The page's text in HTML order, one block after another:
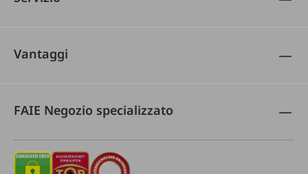
Vantaggi
FAIE Negozio specializzato